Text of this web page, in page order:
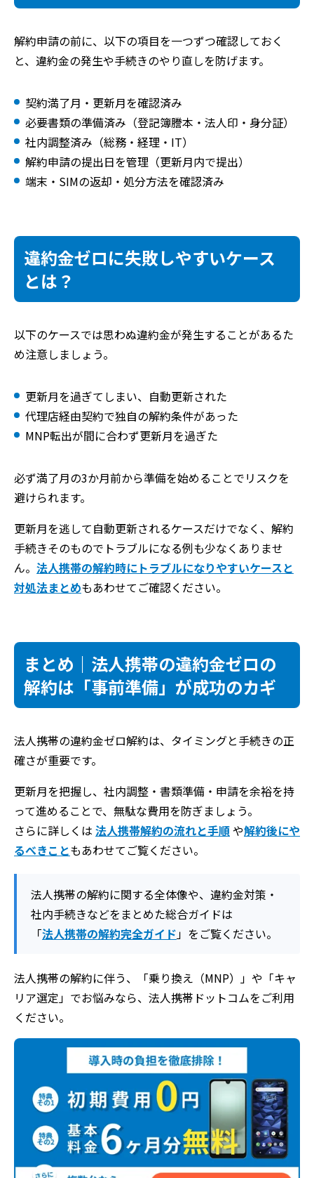
解約申請の前に、以下の項目を一つずつ確認しておく
と、違約金の発生や手続きのやり直しを防げます。
契約満了月・更新月を確認済み
必要書類の準備済み（登記簿謄本・法人印・身分証）
社内調整済み（総務・経理・IT）
解約申請の提出日を管理（更新月内で提出）
端末・SIMの返却・処分方法を確認済み
違約金ゼロに失敗しやすいケース
とは？
以下のケースでは思わぬ違約金が発生することがあるた
め注意しましょう。
更新月を過ぎてしまい、自動更新された
代理店経由契約で独自の解約条件があった
MNP転出が間に合わず更新月を過ぎた
必ず満了月の3か月前から準備を始めることでリスクを
避けられます。
更新月を逃して自動更新されるケースだけでなく、解約
手続きそのものでトラブルになる例も少なくありませ
ん。 法人携帯の解約時にトラブルになりやすいケースと
対処法まとめもあわせてご確認ください。
まとめ｜法人携帯の違約金ゼロの
解約は「事前準備」が成功のカギ
法人携帯の違約金ゼロ解約は、タイミングと手続きの正
確さが重要です。
更新月を把握し、社内調整・書類準備・申請を余裕を持
って進めることで、無駄な費用を防ぎましょう。
さらに詳しくは 法人携帯解約の流れと手順や解約後にや
るべきこともあわせてご覧ください。
法人携帯の解約に関する全体像や、違約金対策・
社内手続きなどをまとめた総合ガイドは
「法人携帯の解約完全ガイド」をご覧ください。
法人携帯の解約に伴う、「乗り換え（MNP）」や「キャ
リア選定」でお悩みなら、法人携帯ドットコムをご利用
ください。